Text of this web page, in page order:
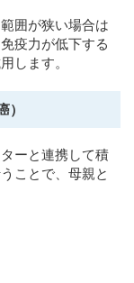
囲が狭い場合は
疫力が低下する
します。
ーと連携して積
ことで、母親と